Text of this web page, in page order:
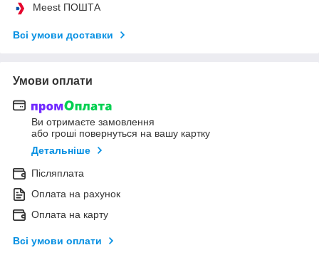
Meest ПОШТА
Всі умови доставки
Умови оплати
Ви отримаєте замовлення
або гроші повернуться на вашу картку
Детальніше
Післяплата
Оплата на рахунок
Оплата на карту
Всі умови оплати